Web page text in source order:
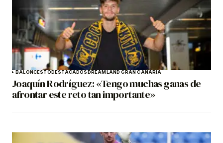
BALONCESTODESTACADOSDREAMLAND GRAN CANARIA
Joaquín Rodríguez: «Tengo muchas ganas de
afrontar este reto tan importante»